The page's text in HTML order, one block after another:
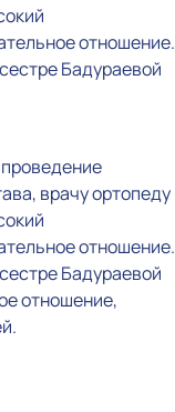
отношение.
Бадураевой
врачу ортопеду
отношение.
Бадураевой
отношение,